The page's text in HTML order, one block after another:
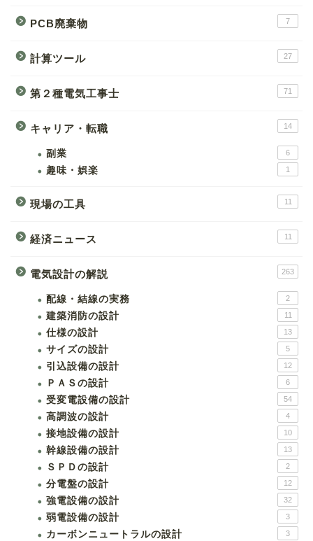
PCB廃棄物 7
計算ツール 27
第２種電気工事士 71
キャリア・転職 14
副業 6
趣味・娯楽 1
現場の工具 11
経済ニュース 11
電気設計の解説 263
配線・結線の実務 2
建築消防の設計 11
仕様の設計 13
サイズの設計 5
引込設備の設計 12
ＰＡＳの設計 6
受変電設備の設計 54
高調波の設計 4
接地設備の設計 10
幹線設備の設計 13
ＳＰＤの設計 2
分電盤の設計 12
強電設備の設計 32
弱電設備の設計 3
カーボンニュートラルの設計 3